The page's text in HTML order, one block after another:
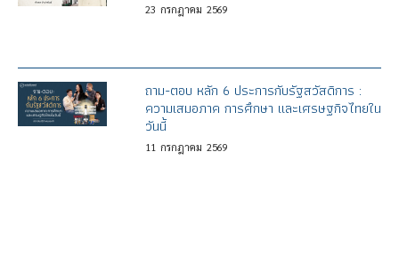
23 กรกฎาคม 2569
ถาม-ตอบ หลัก 6 ประการกับรัฐสวัสดิการ :
ความเสมอภาค การศึกษา และเศรษฐกิจไทยใน
วันนี้
11 กรกฎาคม 2569